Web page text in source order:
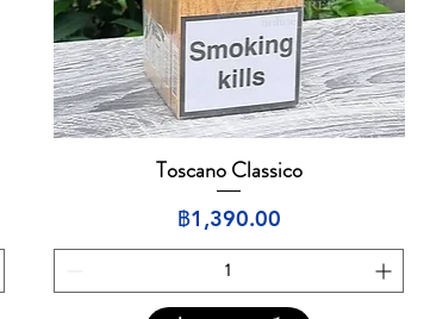
ดูข้อมูลด่วน
Toscano Classico
ราคา
฿1,390.00